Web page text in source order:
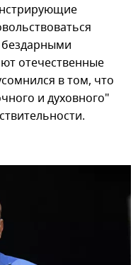
отечественные
в том, что
и духовного"